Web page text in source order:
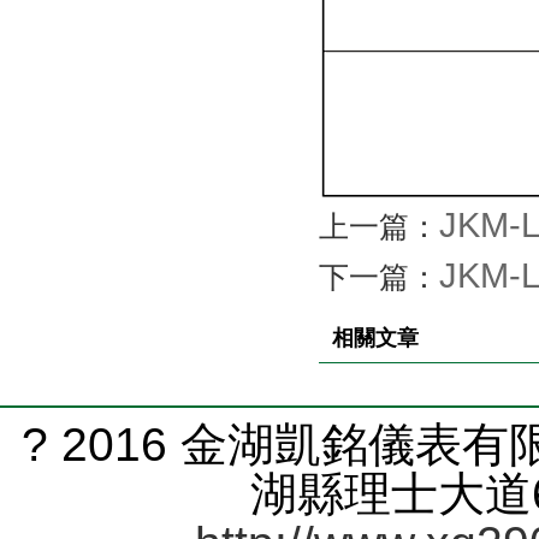
上一篇： JKM-
下一篇： JKM-
相關文章
? 2016 金湖凱銘儀表有
湖縣理士大